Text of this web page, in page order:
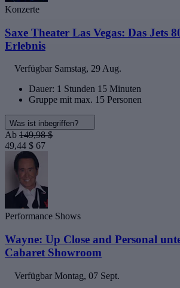
Konzerte
Saxe Theater Las Vegas: Das Jets
Erlebnis
Verfügbar Samstag, 29 Aug.
Dauer: 1 Stunden 15 Minuten
Gruppe mit max. 15 Personen
Was ist inbegriffen?
Ab 149,98 $
49,44 $ 67
Performance Shows
Wayne: Up Close and Personal
Cabaret Showroom
Verfügbar Montag, 07 Sept.